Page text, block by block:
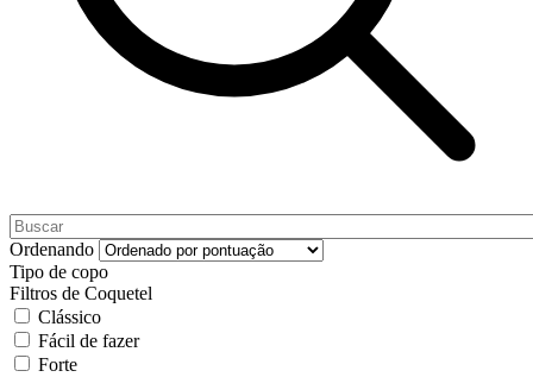
Ordenando
Tipo de copo
Filtros de Coquetel
Clássico
Fácil de fazer
Forte